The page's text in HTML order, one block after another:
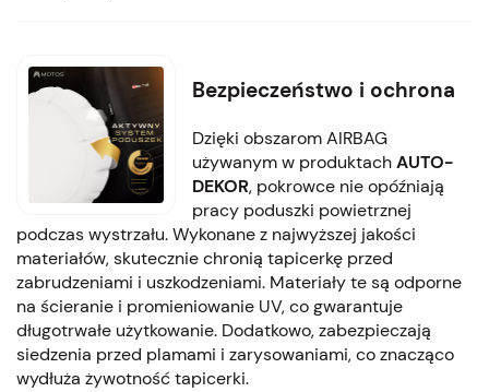
Bezpieczeństwo i ochrona
Dzięki obszarom AIRBAG
używanym w produktachAUTO-
DEKOR, pokrowce nie opóźniają
pracy poduszki powietrznej
podczas wystrzału. Wykonane z najwyższej jakości
materiałów, skutecznie chronią tapicerkę przed
zabrudzeniami i uszkodzeniami. Materiały te są odporne
na ścieranie i promieniowanie UV, co gwarantuje
długotrwałe użytkowanie. Dodatkowo, zabezpieczają
siedzenia przed plamami i zarysowaniami, co znacząco
wydłuża żywotność tapicerki.